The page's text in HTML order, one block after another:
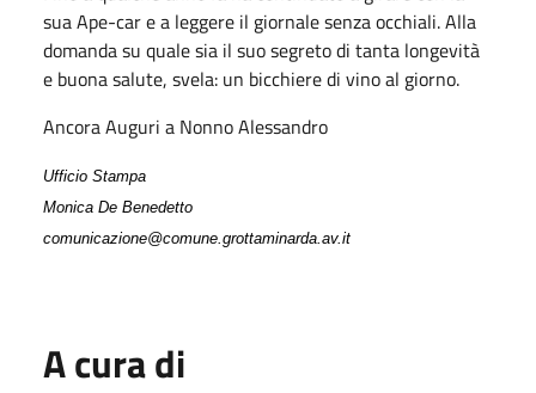
sua Ape-car e a leggere il giornale senza occhiali. Alla
domanda su quale sia il suo segreto di tanta longevità
e buona salute, svela: un bicchiere di vino al giorno.
Ancora Auguri a Nonno Alessandro
Ufficio Stampa
Monica De Benedetto
comunicazione@comune.grottaminarda.av.it
A cura di